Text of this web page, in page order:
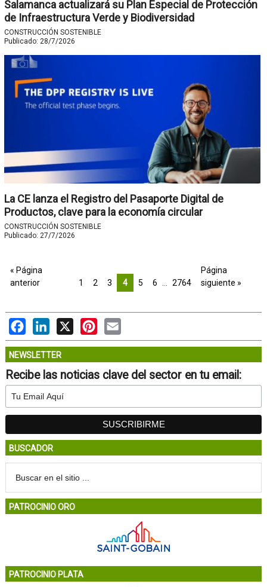
Salamanca actualizará su Plan Especial de Protección
de Infraestructura Verde y Biodiversidad
CONSTRUCCIÓN SOSTENIBLE
Publicado: 28/7/2026
La CE lanza el Registro del Pasaporte Digital de
Productos, clave para la economía circular
CONSTRUCCIÓN SOSTENIBLE
Publicado: 27/7/2026
« Página
anterior
1 2 3 4 5 6 … 2764
Página
siguiente »
FacebookLinkedIn Pinterest
NEWSLETTER
Recibe las noticias clave del sector en tu email:
BUSCADOR
PATROCINIO ORO
PATROCINIO PLATA